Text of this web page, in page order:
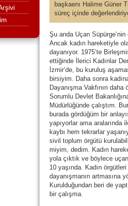
başkaenı Halime Güner
süreç içinde
Şu anda Uçan
Ancak kadın hareketiyle
dayanıyor. 1975’te
ettiğinde İlerici Kadınlar
İzmir’de, bu kuruluş
birsiyim. Daha sonra
Dayanışma Vakfının
Sorumlu Devlet
Müdürlüğünde çalıştım.
burada gördüğüm bir
yapıyorlar ama aralarında
kaybı hem tekrarlar
sivil toplum örgütü
miyim, dedim. Kadın
yola çıktık ve böylece
10 yaşında. Kadın
dayanışmanın artmasına
Kurulduğundan beri de
bir çalışma.